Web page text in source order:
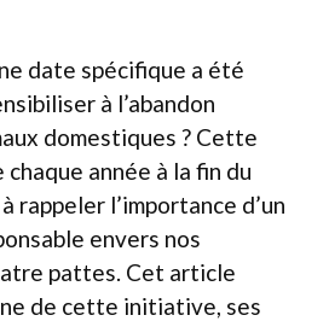
date spécifique a été
à l’abandon
domestiques ? Cette
année à la fin du
rappeler l’importance d’un
envers nos
pattes. Cet article
de cette initiative, ses